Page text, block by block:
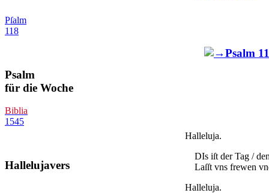
Pſalm
118
Psalm
für die Woche
Psalm
Biblia
1545
Hallelujavers
Halleluja.
DIs iſt der Tag /
Laſſt vns frewen
Halleluja.